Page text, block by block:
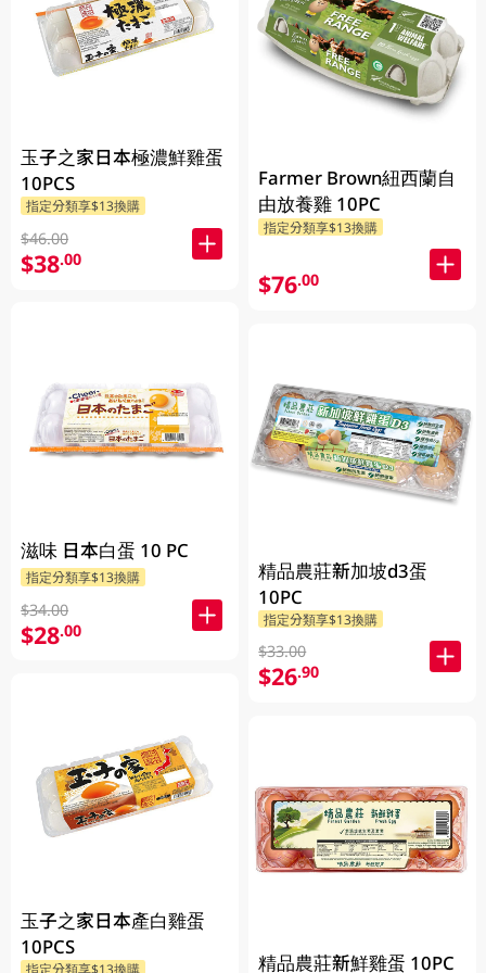
玉子之家日本極濃鮮雞蛋
10PCS
指定分類享$13換購
$46.00
$38.00
滋味 日本白蛋 10 PC
指定分類享$13換購
$34.00
$28.00
玉子之家日本產白雞蛋
10PCS
指定分類享$13換購
Farmer Brown紐西蘭自
由放養雞 10PC
指定分類享$13換購
$76.00
精品農莊新加坡d3蛋
10PC
指定分類享$13換購
$33.00
$26.90
精品農莊新鮮雞蛋 10PC